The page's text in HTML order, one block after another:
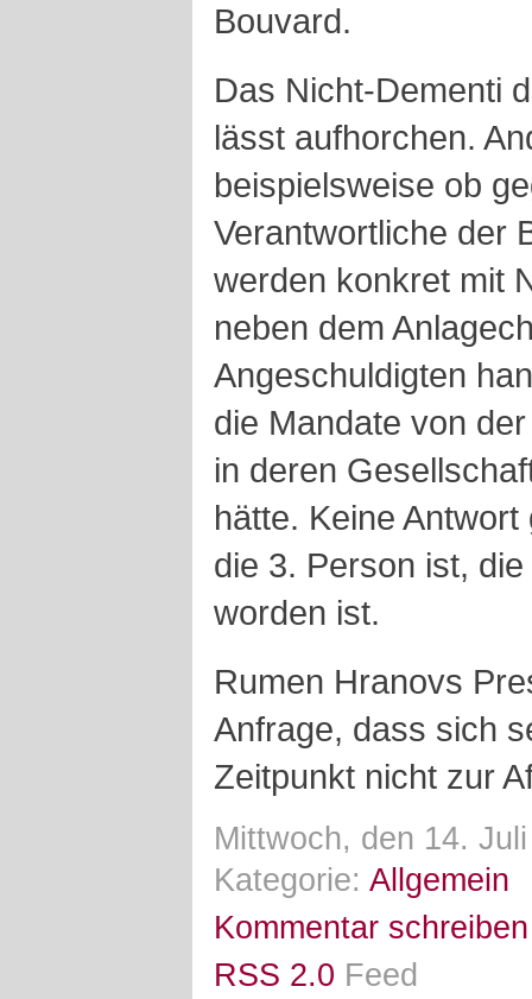
Bouvard.
Das Nicht-Dementi
lässt aufhorchen.
beispielsweise ob
Verantwortliche der
werden konkret mit
neben dem
Angeschuldigten
die Mandate von
in deren
hätte. Keine
die 3. Person ist,
worden ist.
Rumen Hranovs
Anfrage, dass sich
Zeitpunkt nicht zur
Mittwoch, den 14.
Kategorie: Allgemein
Kommentar schreiben
RSS 2.0 Feed